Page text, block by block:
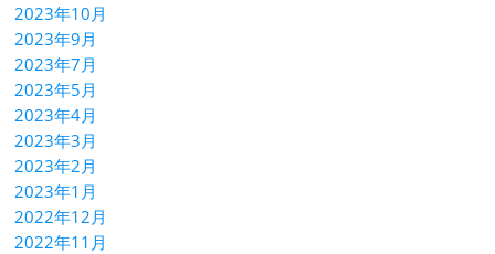
2023年10月
2023年9月
2023年7月
2023年5月
2023年4月
2023年3月
2023年2月
2023年1月
2022年12月
2022年11月